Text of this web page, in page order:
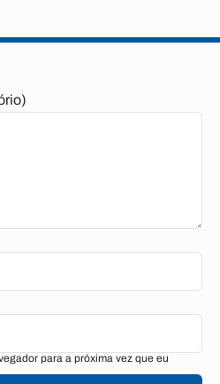
para a próxima vez que eu